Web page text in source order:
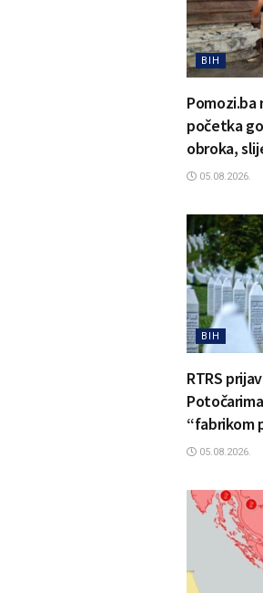
BIH
Pomozi.ba
početka
obroka,
05.08.2026.
BIH
RTRS
“fabrikom
05.08.2026.